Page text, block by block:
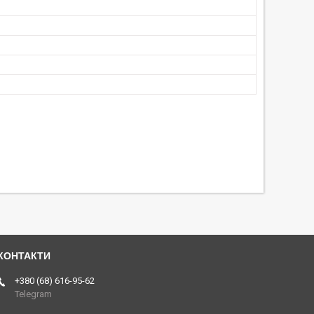
+380 (68) 616-95-62
Telegram